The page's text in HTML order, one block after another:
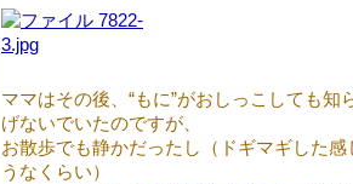
ママはその後、“もに”がおしっこしても知
げないでいたのですが、
お散歩でも静かだったし（ドギマギした
うなくらい）